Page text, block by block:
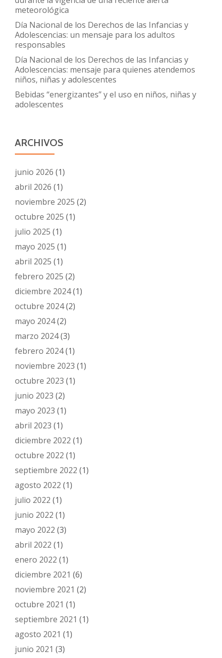
meteorológica
Día Nacional de los Derechos de las Infancias y
Adolescencias: un mensaje para los adultos
responsables
Día Nacional de los Derechos de las Infancias y
Adolescencias: mensaje para quienes atendemos
niños, niñas y adolescentes
Bebidas “energizantes” y el uso en niños, niñas y
adolescentes
ARCHIVOS
junio 2026 (1)
abril 2026 (1)
noviembre 2025 (2)
octubre 2025 (1)
julio 2025 (1)
mayo 2025 (1)
abril 2025 (1)
febrero 2025 (2)
diciembre 2024(1)
octubre 2024(2)
mayo 2024(2)
marzo 2024(3)
febrero 2024(1)
noviembre 2023 (1)
octubre 2023 (1)
junio 2023 (2)
mayo 2023 (1)
abril 2023 (1)
diciembre 2022 (1)
octubre 2022 (1)
septiembre 2022 (1)
agosto 2022 (1)
julio 2022 (1)
junio 2022 (1)
mayo 2022 (3)
abril 2022 (1)
enero 2022 (1)
diciembre 2021 (6)
noviembre 2021 (2)
octubre 2021 (1)
septiembre 2021 (1)
agosto 2021 (1)
junio 2021 (3)